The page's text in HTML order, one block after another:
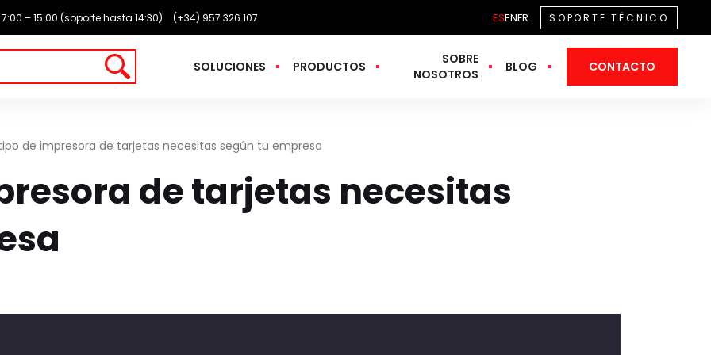
– 15:00 (soporte hasta 14:30) (+34) 957 326 107 ESENFR SOPORTE TÉCNICO
SOLUCIONES PRODUCTOS
SOBRE
NOSOTROS
BLOG CONTACTO
de impresora de tarjetas necesitas según tu empresa
de tarjetas necesitas